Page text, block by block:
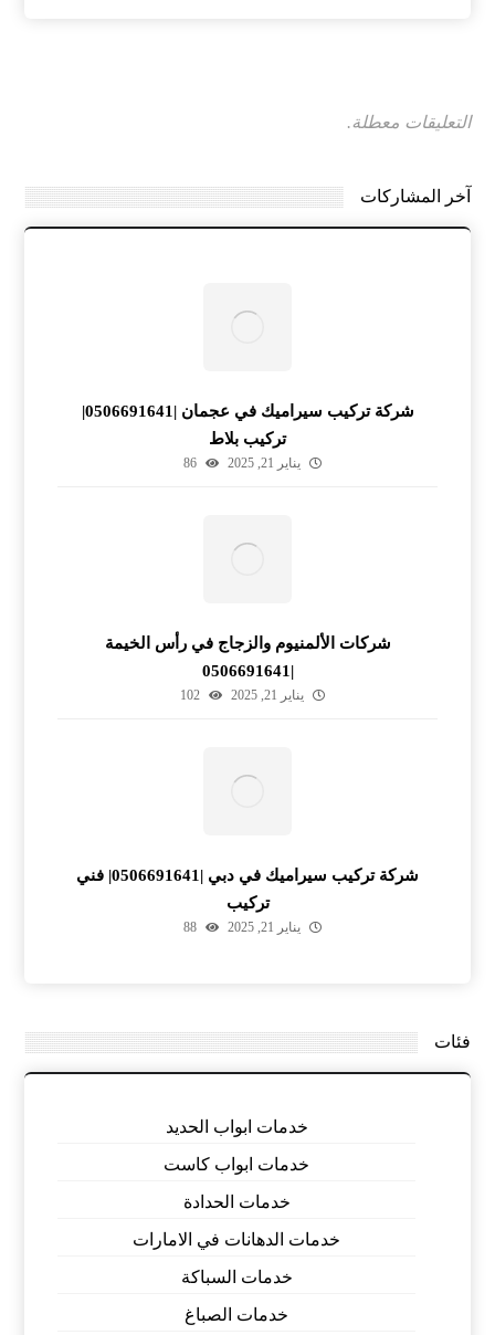
التعليقات معطلة.
آخر المشاركات
شركة تركيب سيراميك في عجمان |0506691641|
تركيب بلاط
يناير 21, 2025 86
شركات الألمنيوم والزجاج في رأس الخيمة
|0506691641
يناير 21, 2025 102
شركة تركيب سيراميك في دبي |0506691641| فني
تركيب
يناير 21, 2025 88
فئات
خدمات ابواب الحديد
خدمات ابواب كاست
خدمات الحدادة
خدمات الدهانات في الامارات
خدمات السباكة
خدمات الصباغ